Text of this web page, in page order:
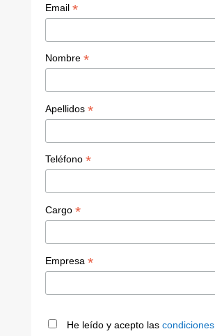
Email *
Nombre *
Apellidos *
Teléfono *
Cargo *
Empresa *
He leído y acepto las condiciones